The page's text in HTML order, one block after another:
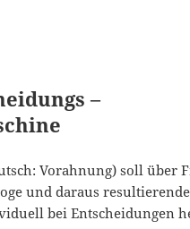
–
Vorahnung) soll über
und daraus resultierende
bei Entscheidungen